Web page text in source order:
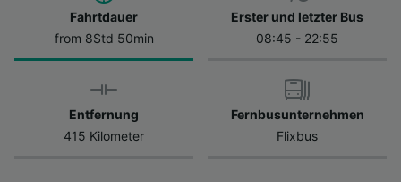
Fahrtdauer
from 8Std 50min
Erster und letzter Bus
08:45 - 22:55
Entfernung
415 Kilometer
Fernbusunternehmen
Flixbus
Datenschutzrichtlinie. Diese Präferenzen
werden unseren Partnern signalisiert und
haben keinen Einfluss auf Surfdaten. Ihre
Daten werden nicht für Tracking-Zwecke
verwendet, wenn Sie uns gebeten haben, Ihr
Surfverhalten nicht zu verfolgen.